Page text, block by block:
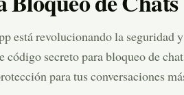
Bloqueo de Chats
está revolucionando la seguridad
código secreto para bloqueo de
para tus conversaciones